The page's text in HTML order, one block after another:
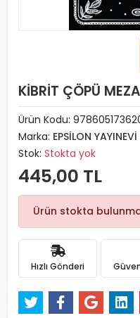
KİBRİT ÇÖPÜ
Ürün Kodu:
Marka: EPSİLON YAYINEVİ
Stok: Stokta yok
445,00 TL
Ürün stokta
Hızlı Gönderi